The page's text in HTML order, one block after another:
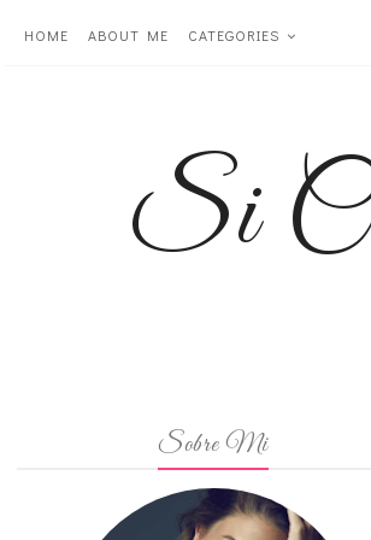
HOME ABOUT ME CATEGORIES
Si
Sobre Mi